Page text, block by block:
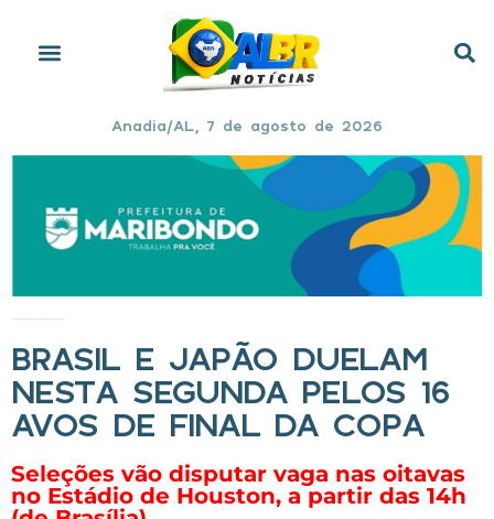
Anadia/AL, 7 de agosto de 2026
BRASIL E JAPÃO DUELAM
NESTA SEGUNDA PELOS 16
AVOS DE FINAL DA COPA
Seleções vão disputar vaga nas oitavas
no Estádio de Houston, a partir das 14h